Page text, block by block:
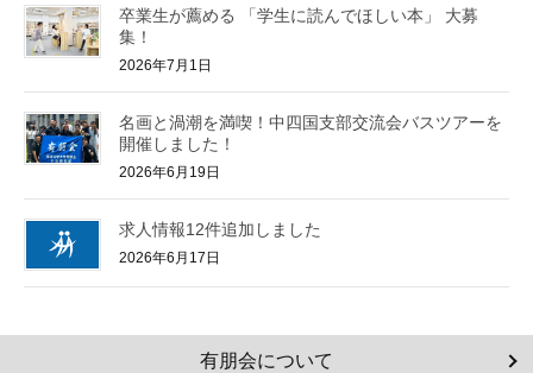
卒業生が薦める 「学生に読んでほしい本」 大募
集！
2026年7月1日
名画と渦潮を満喫！中四国支部交流会バスツアーを
開催しました！
2026年6月19日
求人情報12件追加しました
2026年6月17日
有朋会について